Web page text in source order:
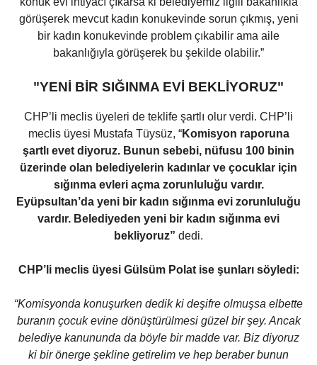
görüşerek mevcut kadın konukevinde sorun çıkmış, yeni
bir kadın konukevinde problem çıkabilir ama aile
bakanlığıyla görüşerek bu şekilde olabilir.”
"YENİ BİR SIĞINMA EVİ BEKLİYORUZ"
CHP’li meclis üyeleri de teklife şartlı olur verdi. CHP’li
meclis üyesi Mustafa Tüysüz, “Komisyon raporuna
şartlı evet diyoruz. Bunun sebebi, nüfusu 100 binin
üzerinde olan belediyelerin kadınlar ve çocuklar için
sığınma evleri açma zorunluluğu vardır.
Eyüpsultan’da yeni bir kadın sığınma evi zorunluluğu
vardır. Belediyeden yeni bir kadın sığınma evi
bekliyoruz” dedi.
CHP’li meclis üyesi Gülsüm Polat ise şunları söyledi:
“Komisyonda konuşurken dedik ki deşifre olmuşsa elbette
buranın çocuk evine dönüştürülmesi güzel bir şey. Ancak
belediye kanununda da böyle bir madde var. Biz diyoruz
ki bir önerge şekline getirelim ve hep beraber bunun